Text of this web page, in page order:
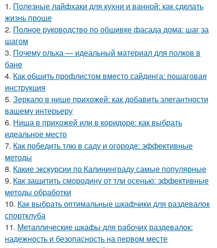
1. Полезные лайфхаки для кухни и ванной: как сделать
жизнь проще
2. Полное руководство по обшивке фасада дома: шаг за
шагом
3. Почему ольха — идеальный материал для полков в
бане
4. Как обшить профлистом вместо сайдинга: пошаговая
инструкция
5. Зеркало в нише прихожей: как добавить элегантности
вашему интерьеру
6. Ниша в прихожей или в коридоре: как выбрать
идеальное место
7. Как победить тлю в саду и огороде: эффективные
методы
8. Какие экскурсии по Калининграду самые популярные
9. Как защитить смородину от тли осенью: эффективные
методы обработки
10. Как выбрать оптимальные шкафчики для раздевалок
спортклуба
11. Металлические шкафы для рабочих раздевалок:
надежность и безопасность на первом месте